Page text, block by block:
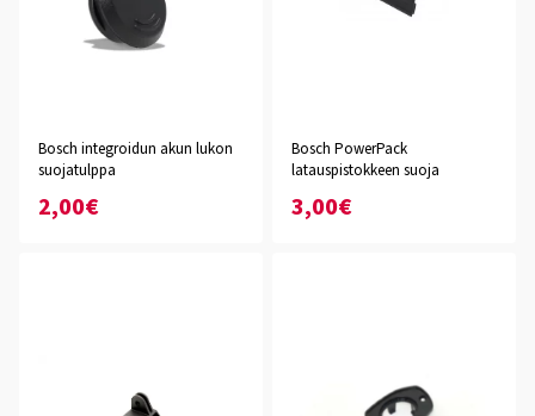
Bosch integroidun akun lukon
suojatulppa
2,00€
Bosch PowerPack
latauspistokkeen suoja
3,00€